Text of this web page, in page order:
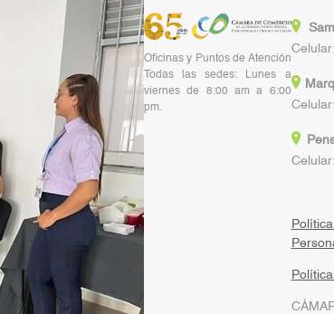
Oficinas y Puntos de Atención
Todas las sedes: Lunes a
viernes de 8:00 am a 6:00
pm.